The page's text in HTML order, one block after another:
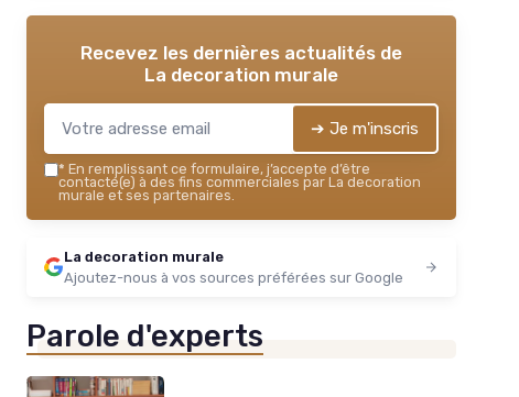
Recevez les dernières actualités de
La decoration murale
➔ Je m'inscris
* En remplissant ce formulaire, j’accepte d’être
contacté(e) à des fins commerciales par La decoration
murale et ses partenaires.
La decoration murale
Ajoutez-nous à vos sources préférées sur Google
Parole d'experts